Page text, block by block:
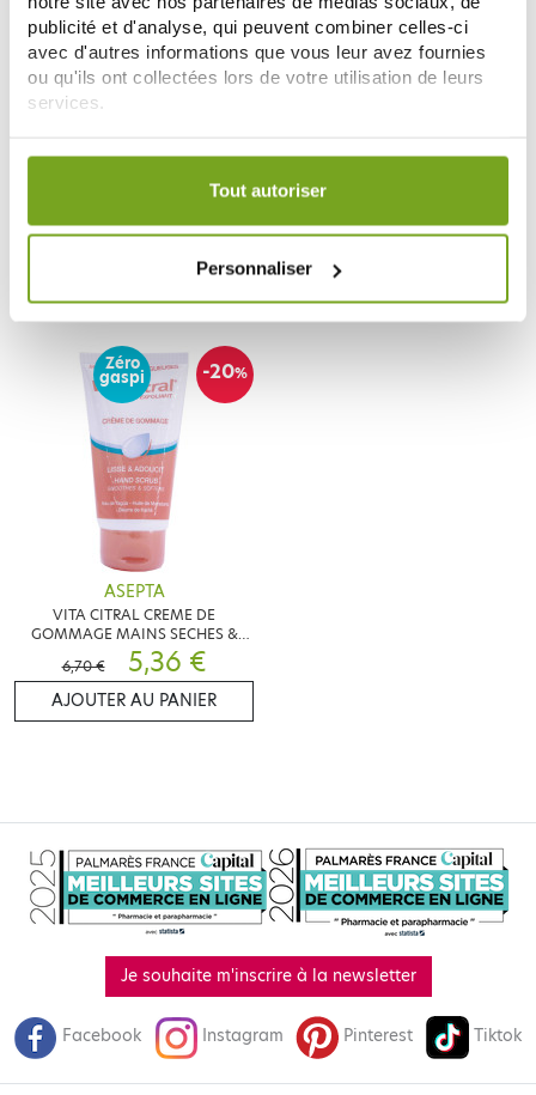
publicité et d'analyse, qui peuvent combiner celles-ci
avec d'autres informations que vous leur avez fournies
ou qu'ils ont collectées lors de votre utilisation de leurs
services.
Votre choix de consentement est conservé pendant une
Tout autoriser
Personnaliser
CICALEINE FILM ISOLANT
9,17 €
AJOUTER AU PANIER
ONYKOLEINE SOLUTION
8,25 €
AJOUTER AU PANIER
-20%
Zéro
gaspi
ASEPTA
VITA CITRAL CREME DE
GOMMAGE MAINS SECHES &
RUGUEUSES 75ML
6,70 € 5,36 €
AJOUTER AU PANIER
Je souhaite m'inscrire à la newsletter
Facebook Instagram Pinterest Tiktok